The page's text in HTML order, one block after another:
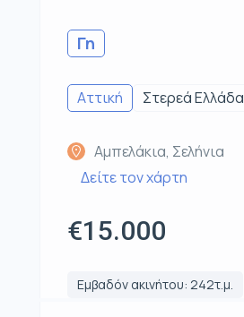
Γη
Αττική Στερεά Ελλάδα
Αμπελάκια, Σελήνια
Δείτε τον χάρτη
€15.000
Εμβαδόν ακινήτου: 242τ.μ.